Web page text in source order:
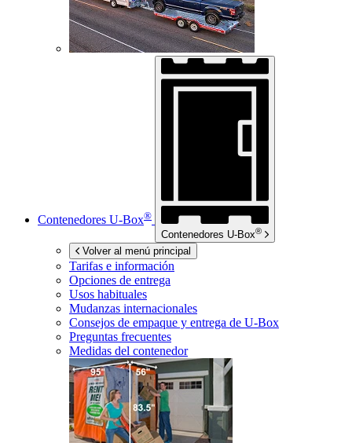
Contenedores U-Box®
Contenedores U-Box®
Volver al menú principal
Tarifas e información
Opciones de entrega
Usos habituales
Mudanzas internacionales
Consejos de empaque y entrega de U-Box
Preguntas frecuentes
Medidas del contenedor